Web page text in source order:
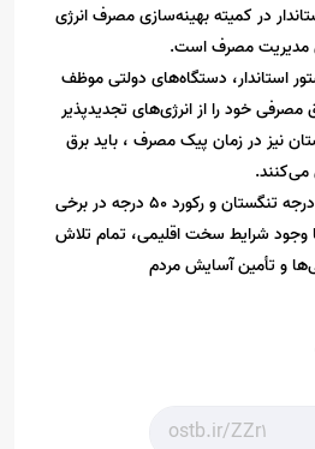
در کمیته بهینه‌سازی مصرف انرژی
مدیریت مصرف است.
استاندار، دستگاه‌های دولتی موظف
20 درصد برق مصرفی خود را از انرژی‌های تجدیدپذیر
نیز در زمان پیک مصرف ، باید برق
می‌کنند.
رجایی با اشاره به دمای 41 درجه تنگستان و رکورد 50 درجه در برخی
وجود شرایط سخت اقلیمی، تمام تلاش
و تأمین آسایش مردم